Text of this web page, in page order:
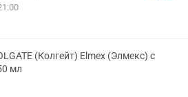
(Колгейт) Elmex (Элмекс) с
мл